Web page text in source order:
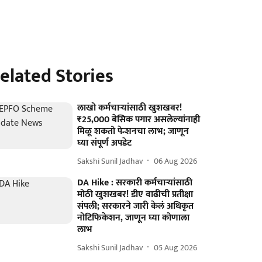
Stories
लाखो कर्मचाऱ्यांसाठी खुशखबर!
₹25,000 बेसिक पगार असलेल्यांनाही
मिळू शकतो पेन्शनचा लाभ; जाणून
घ्या संपूर्ण अपडेट
Sakshi Sunil Jadhav 06 Aug 2026
DA Hike : सरकारी कर्मचाऱ्यांसाठी
मोठी खुशखबर! डीए वाढीची प्रतीक्षा
संपली; सरकारने जारी केलं अधिकृत
नोटिफिकेशन, जाणून घ्या कोणाला
लाभ
Sakshi Sunil Jadhav 05 Aug 2026